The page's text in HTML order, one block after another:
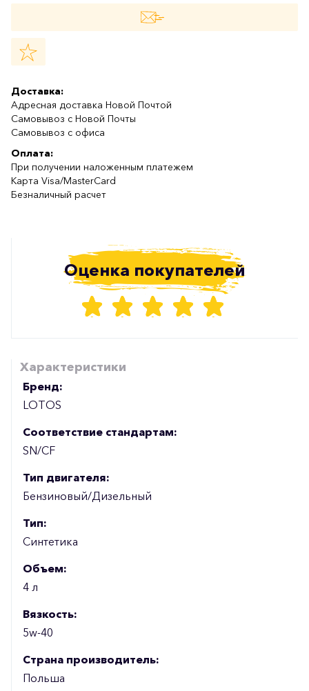
Доставка:
Адресная доставка Новой Почтой
Самовывоз с Новой Почты
Самовывоз с офиса
Оплата:
При получении наложенным платежем
Карта Visa/MasterCard
Безналичный расчет
Оценка покупателей
Характеристики
Бренд:
LOTOS
Соответствие стандартам:
SN/CF
Тип двигателя:
Бензиновый/Дизельный
Тип:
Синтетика
Объем:
4 л
Вязкость:
5w-40
Страна производитель:
Польша